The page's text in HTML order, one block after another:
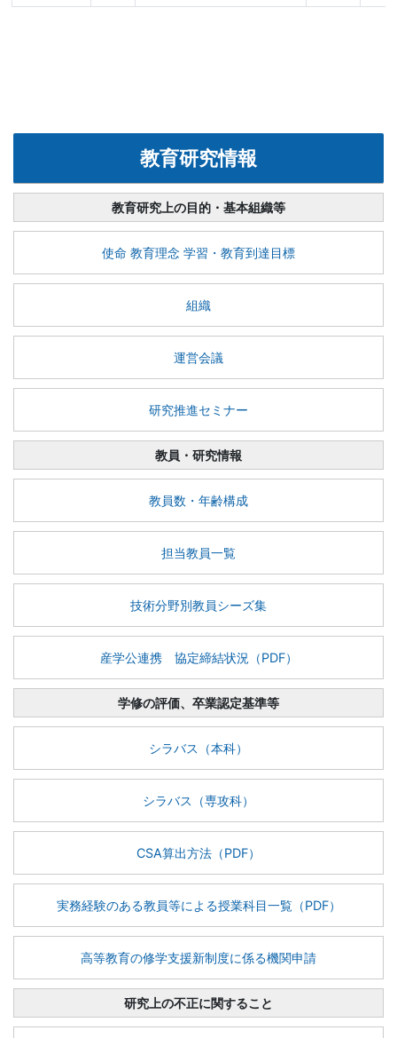
教育研究情報
教育研究上の目的・基本組織等
使命 教育理念 学習・教育到達目標
組織
運営会議
研究推進セミナー
教員・研究情報
教員数・年齢構成
担当教員一覧
技術分野別教員シーズ集
産学公連携 協定締結状況（PDF）
学修の評価、卒業認定基準等
シラバス（本科）
シラバス（専攻科）
CSA算出方法（PDF）
実務経験のある教員等による授業科目一覧（PDF）
高等教育の修学支援新制度に係る機関申請
研究上の不正に関すること